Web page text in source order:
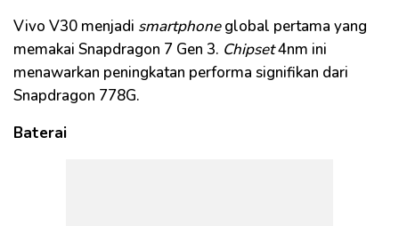
Vivo V30 menjadi smartphoneglobal pertama yang
memakai Snapdragon 7 Gen 3. Chipset4nm ini
menawarkan peningkatan performa signifikan dari
Snapdragon 778G.
Baterai